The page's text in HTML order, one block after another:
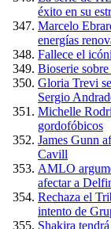
éxito en su
Marcelo
energías
Fallece el
Bioserie
Gloria Trevi
Sergio
Michelle
gordofóbicos
James Gunn
Cavill
AMLO
afectar a
Rechaza el
intento de
Shakira